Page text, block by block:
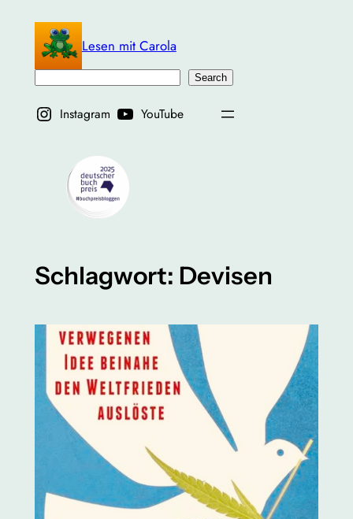
springen
Lesen mit Carola
Search
Instagram YouTube
Schlagwort: Devisen